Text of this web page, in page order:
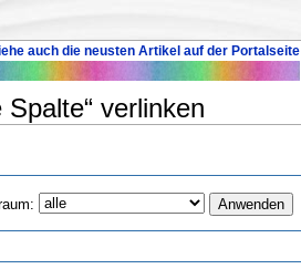
auch die neusten Artikel auf der Portalseite
verlinken